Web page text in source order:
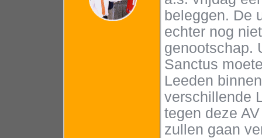
beleggen. De
echter nog
genootschap.
Sanctus
Leeden
verschillende
tegen deze
zullen gaan